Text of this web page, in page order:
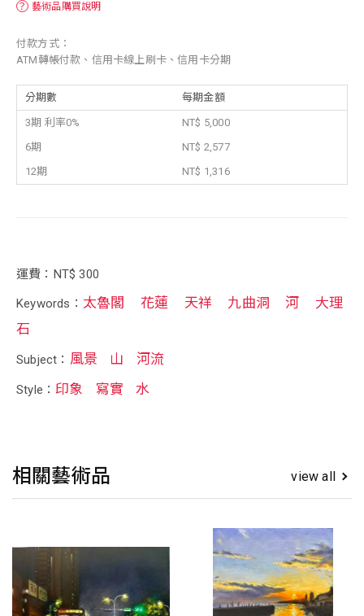
？ 藝術品購買說明
付款方式：
ATM轉帳付款、信用卡線上刷卡、信用卡分期
分期數 每期金額
3期 利率0%
NT$ 5,000
6期
NT$ 2,577
12期
NT$ 1,316
運費：NT$ 300
Keywords： 太魯閣 花蓮 天祥 九曲洞 河
大理
石
Subject： 風景 山 河流
Style： 印象 寫實 水
相關藝術品 view all